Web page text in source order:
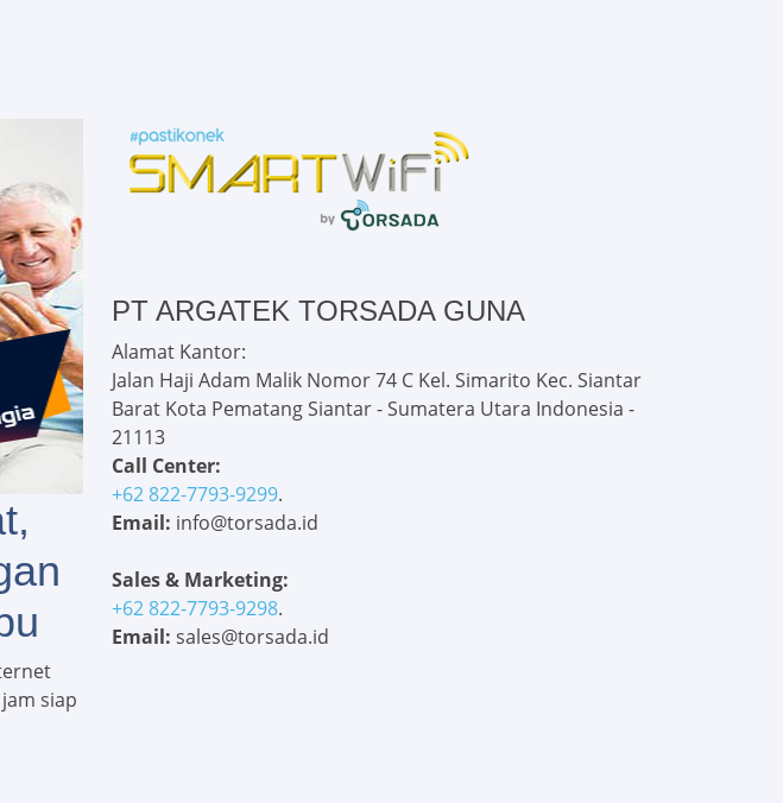
siap
PT ARGATEK TORSADA GUNA
Alamat Kantor:
Jalan Haji Adam Malik Nomor 74 C Kel. Simarito Kec. Siantar
Barat Kota Pematang Siantar - Sumatera Utara Indonesia -
21113
Call Center:
+62 822-7793-9299.
Email: info@torsada.id
Sales & Marketing:
+62 822-7793-9298.
Email: sales@torsada.id